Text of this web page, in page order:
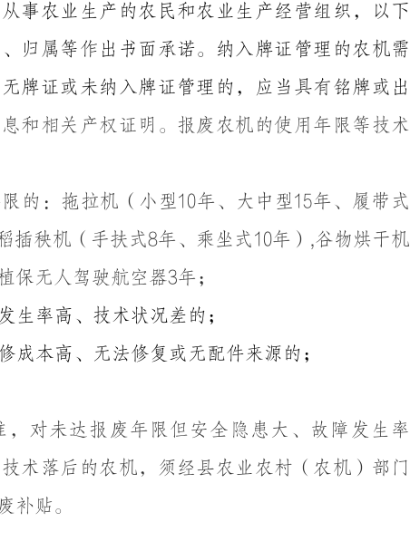
事农业生产的农民和农业生产经营组织，以下
归属等作出书面承诺。纳入牌证管理的农机需
牌证或未纳入牌证管理的，应当具有铭牌或出
息和相关产权证明。报废农机的使用年限等技术
的：拖拉机（小型 10年、大中型 15年、履带式
插秧机（手扶式8年、乘坐式10年） ,谷物烘干机
保无人驾驶航空器3年；
生率高、技术状况差的；
成本高、无法修复或无配件来源的；
，对未达报废年限但安全隐患大、故障发生率
术落后的农机，须经县农业农村（农机）部门
补贴。